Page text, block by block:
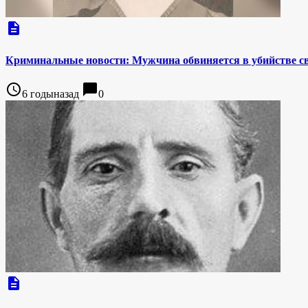
description
Криминальные новости: Мужчина обвиняется в убийстве
access_time6 годыназад chat_bubble0
description